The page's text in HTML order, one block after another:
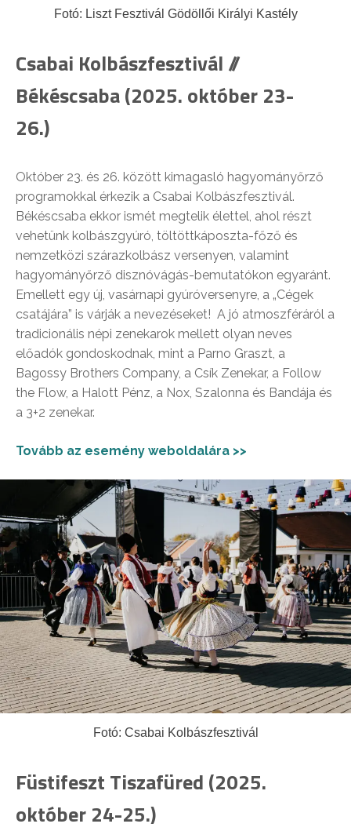
Fotó: Liszt Fesztivál Gödöllői Királyi Kastély
Csabai Kolbászfesztivál //
Békéscsaba (2025. október 23-
26.)
Október 23. és 26. között kimagasló hagyományőrző
programokkal érkezik a Csabai Kolbászfesztivál.
Békéscsaba ekkor ismét megtelik élettel, ahol részt
vehetünk kolbászgyúró, töltöttkáposzta-főző és
nemzetközi szárazkolbász versenyen, valamint
hagyományőrző disznóvágás-bemutatókon egyaránt.
Emellett egy új, vasárnapi gyúróversenyre, a „Cégek
csatájára” is várják a nevezéseket! A jó atmoszféráról a
tradicionális népi zenekarok mellett olyan neves
előadók gondoskodnak, mint a Parno Graszt, a
Bagossy Brothers Company, a Csík Zenekar, a Follow
the Flow, a Halott Pénz, a Nox, Szalonna és Bandája és
a 3+2 zenekar.
Tovább az esemény weboldalára >>
Fotó: Csabai Kolbászfesztivál
Füstifeszt Tiszafüred (2025.
október 24-25.)